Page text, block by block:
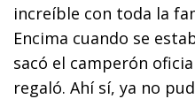
increíble con toda la
Encima cuando se
sacó el camperón
regaló. Ahí sí, ya no